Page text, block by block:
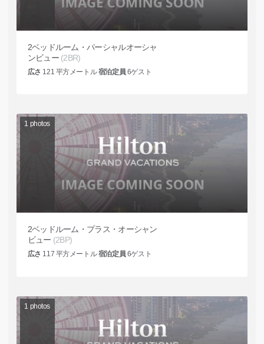
2ベッドルーム・パーシャルオーシャ
ンビュー (2BR)
広さ 121 平方メートル宿泊定員 6ゲスト
1 photos
2ベッドルーム・プラス・オーシャン
ビュー (2BP)
広さ 117 平方メートル宿泊定員 6ゲスト
1 photos